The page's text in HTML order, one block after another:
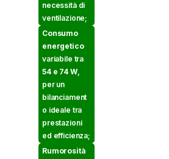
necessità di
ventilazione;
Consumo
energetico
variabile tra
54 e 74 W,
per un
bilanciament
o ideale tra
prestazioni
ed efficienza;
Rumorosità